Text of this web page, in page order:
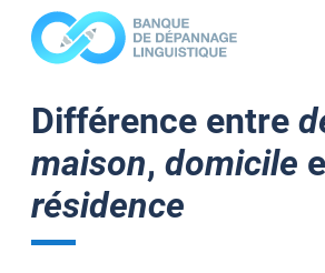
Différence entre
maison, domicile
résidence